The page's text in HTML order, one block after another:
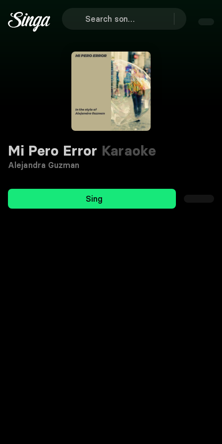
Mi Pero Error Karaoke
Alejandra Guzman
Sing